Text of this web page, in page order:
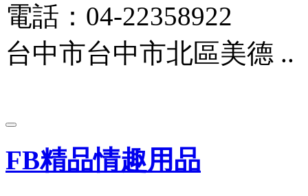
電話：04-22358922
台中市台中市北區美德 ..
FB精品情趣用品